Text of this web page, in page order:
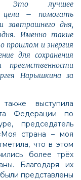
Это лучшее
цели – помогать
завтрашнего дня,
Именно такие
прошлом и энергия
для сохранения
Нарышкина за
выступила
Федерации по
председатель
страна – моя
что в этом
более трёх
Благодаря их
представлены